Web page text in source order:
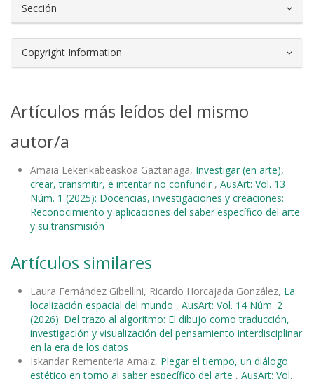
Sección
Copyright Information
Artículos más leídos del mismo
autor/a
Amaia Lekerikabeaskoa Gaztañaga, Investigar (en arte),
crear, transmitir, e intentar no confundir , AusArt: Vol. 13
Núm. 1 (2025): Docencias, investigaciones y creaciones:
Reconocimiento y aplicaciones del saber específico del arte
y su transmisión
Artículos similares
Laura Fernández Gibellini, Ricardo Horcajada González, La
localización espacial del mundo , AusArt: Vol. 14 Núm. 2
(2026): Del trazo al algoritmo: El dibujo como traducción,
investigación y visualización del pensamiento interdisciplinar
en la era de los datos
Iskandar Rementeria Arnaiz, Plegar el tiempo, un diálogo
estético en torno al saber específico del arte , AusArt: Vol.